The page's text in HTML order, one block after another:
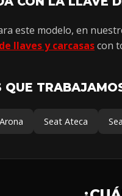
este modelo, en
llaves y carcasascon
QUE
Seat Ateca